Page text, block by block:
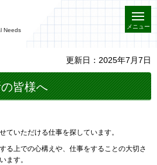
Needs
メニュー
更新日：2025年7月7日
皆様へ
ていただける仕事を探しています。
る上での心構えや、仕事をすることの大切さ
ます。